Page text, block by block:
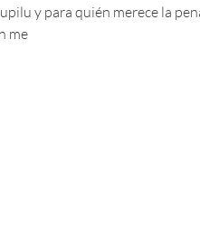
y para quién merece la
me